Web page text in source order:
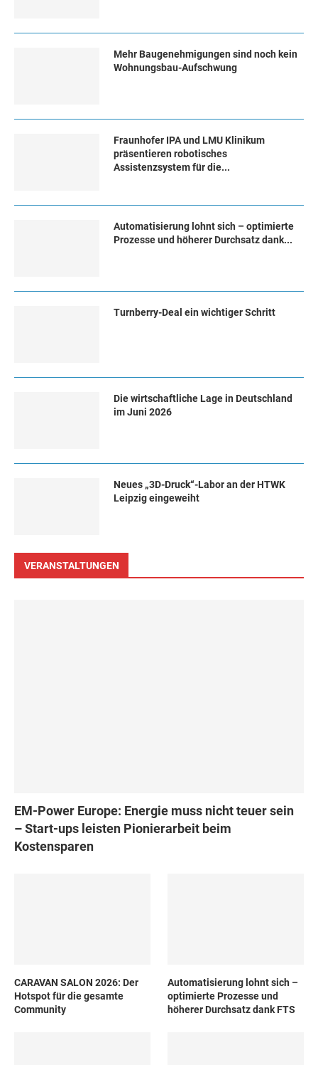
Mehr Baugenehmigungen sind noch kein
Wohnungsbau-Aufschwung
Fraunhofer IPA und LMU Klinikum
präsentieren robotisches
Assistenzsystem für die...
Automatisierung lohnt sich – optimierte
Prozesse und höherer Durchsatz dank...
Turn­ber­ry-Deal ein wich­ti­ger Schritt
Die wirtschaftliche Lage in Deutschland
im Juni 2026
Neues „3D-Druck“-Labor an der HTWK
Leipzig eingeweiht
VERANSTALTUNGEN
EM-Power Europe: Energie muss nicht teuer sein
– Start-ups leisten Pionierarbeit beim
Kostensparen
CARAVAN SALON 2026: Der
Hotspot für die gesamte
Community
Automatisierung lohnt sich –
optimierte Prozesse und
höherer Durchsatz dank FTS